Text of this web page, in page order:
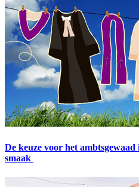
De keuze voor het ambtsgewaad
smaak